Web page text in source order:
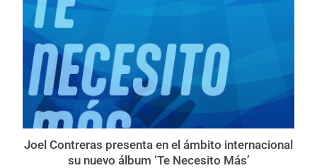
Joel Contreras presenta en el ámbito internacional
su nuevo álbum ‘Te Necesito Más’